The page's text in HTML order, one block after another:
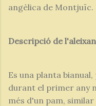
angèlica de Montjuïc.
Descripció de
Es una planta
durant el primer any
més d'un pam,